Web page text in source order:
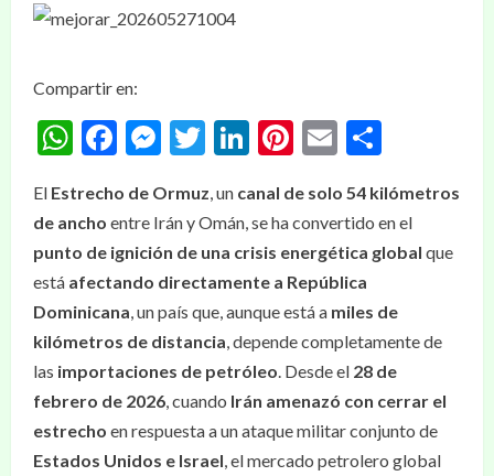
Compartir en:
WhatsApp
Facebook
Messenger
Twitter
LinkedIn
Pinterest
Email
El Estrecho de Ormuz, un canal de solo 54 kilómetros
de ancho entre Irán y Omán, se ha convertido en el
punto de ignición de una crisis energética global que
está afectando directamente a República
Dominicana, un país que, aunque está a miles de
kilómetros de distancia, depende completamente de
las importaciones de petróleo. Desde el 28 de
febrero de 2026, cuando Irán amenazó con cerrar el
estrecho en respuesta a un ataque militar conjunto de
Estados Unidos e Israel, el mercado petrolero global